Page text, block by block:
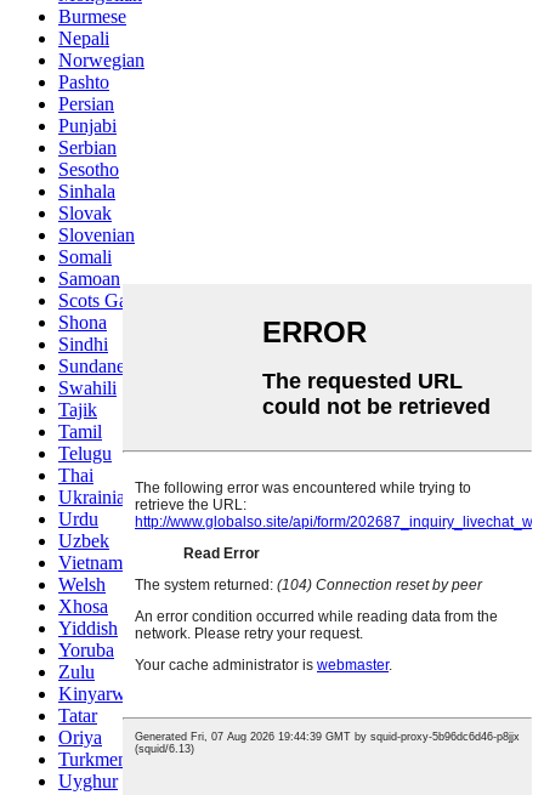
Burmese
Nepali
Norwegian
Pashto
Persian
Punjabi
Serbian
Sesotho
Sinhala
Slovak
Slovenian
Somali
Samoan
Scots Gaelic
Shona
Sindhi
Sundanese
Swahili
Tajik
Tamil
Telugu
Thai
Ukrainian
Urdu
Uzbek
Vietnamese
Welsh
Xhosa
Yiddish
Yoruba
Zulu
Kinyarwanda
Tatar
Oriya
Turkmen
Uyghur